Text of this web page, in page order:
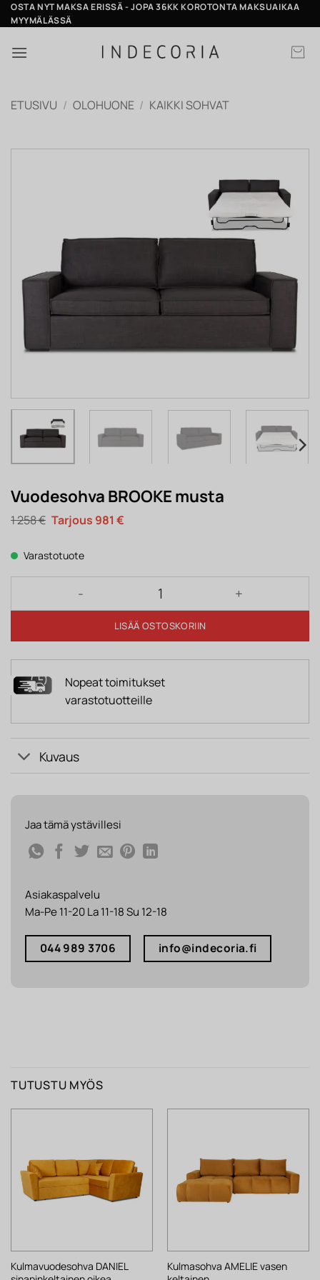
Skip
to
OSTA NYT MAKSA ERISSÄ - JOPA 36KK KOROTONTA MAKSUAIKAA
MYYMÄLÄSSÄ
ETUSIVU / OLOHUONE / KAIKKI SOHVAT
Vuodesohva BROOKE musta
1 258€ Alkuperäinen
hinta
1
258 €.
981 €Nykyinen
Varastotuote
Vuodesohva BROOKE musta määrä
LISÄÄ OSTOSKORIIN
Nopeat toimitukset
varastotuotteille
Kuvaus
Jaa tämä ystävillesi
Asiakaspalvelu
Ma-Pe 11-20 La 11-18 Su 12-18
044 989 3706 info@indecoria.fi
TUTUSTU MYÖS
Kulmavuodesohva DANIEL
Kulmasohva AMELIE vasen